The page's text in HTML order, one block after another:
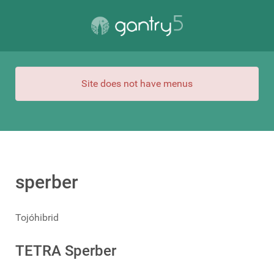
Site does not have menus
sperber
Tojóhibrid
TETRA Sperber